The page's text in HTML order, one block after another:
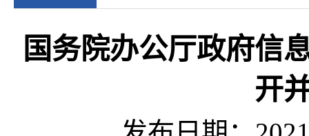
国务院办公厅政府信
开